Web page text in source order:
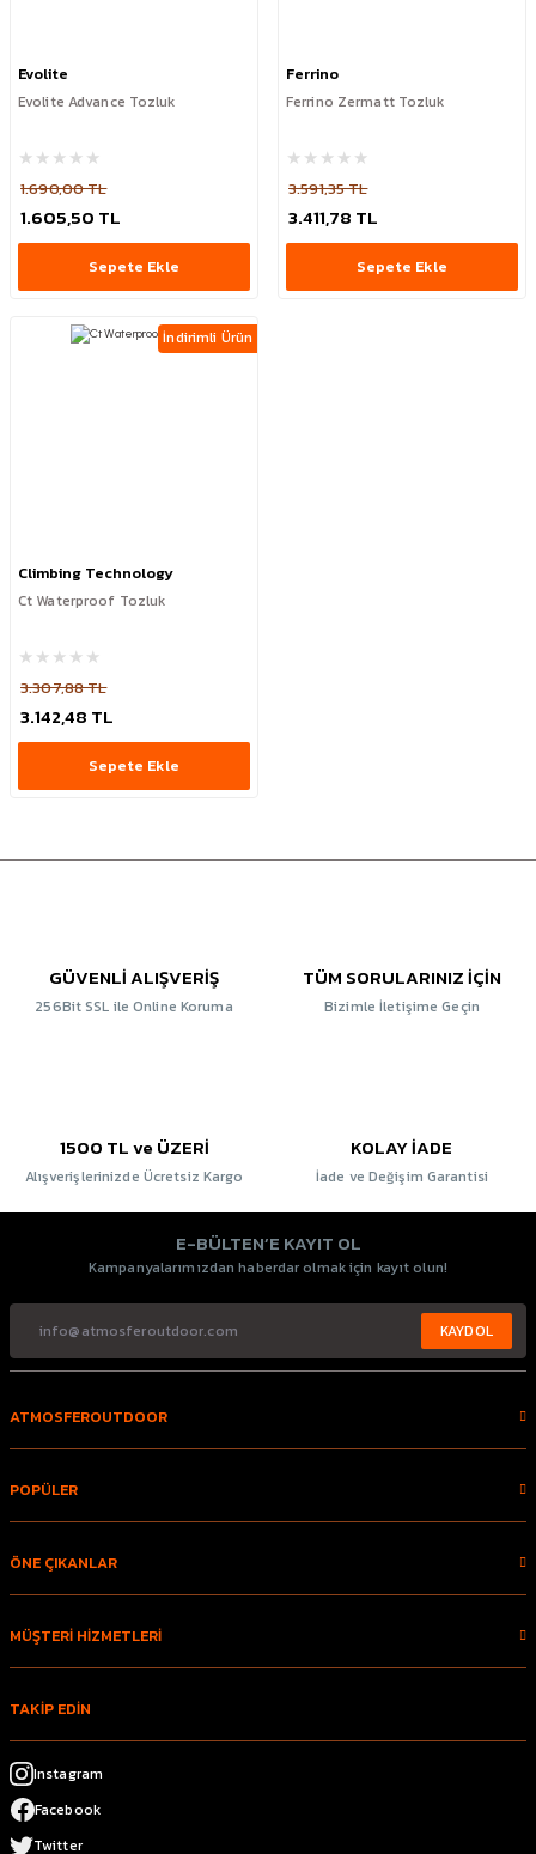
Evolite
Evolite Advance Tozluk
1.690,00 TL
1.605,50 TL
Sepete Ekle
Ferrino
Ferrino Zermatt Tozluk
3.591,35 TL
3.411,78 TL
Sepete Ekle
İndirimli Ürün
Climbing Technology
Ct Waterproof Tozluk
3.307,88 TL
3.142,48 TL
Sepete Ekle
GÜVENLİ ALIŞVERİŞ
256Bit SSL ile Online Koruma
TÜM SORULARINIZ İÇİN
Bizimle İletişime Geçin
1500 TL ve ÜZERİ
Alışverişlerinizde Ücretsiz Kargo
KOLAY İADE
İade ve Değişim Garantisi
E-BÜLTEN’E KAYIT OL
Kampanyalarımızdan haberdar olmak için kayıt olun!
KAYDOL
ATMOSFEROUTDOOR
POPÜLER
ÖNE ÇIKANLAR
MÜŞTERİ HİZMETLERİ
TAKİP EDİN
Instagram
Facebook
Twitter